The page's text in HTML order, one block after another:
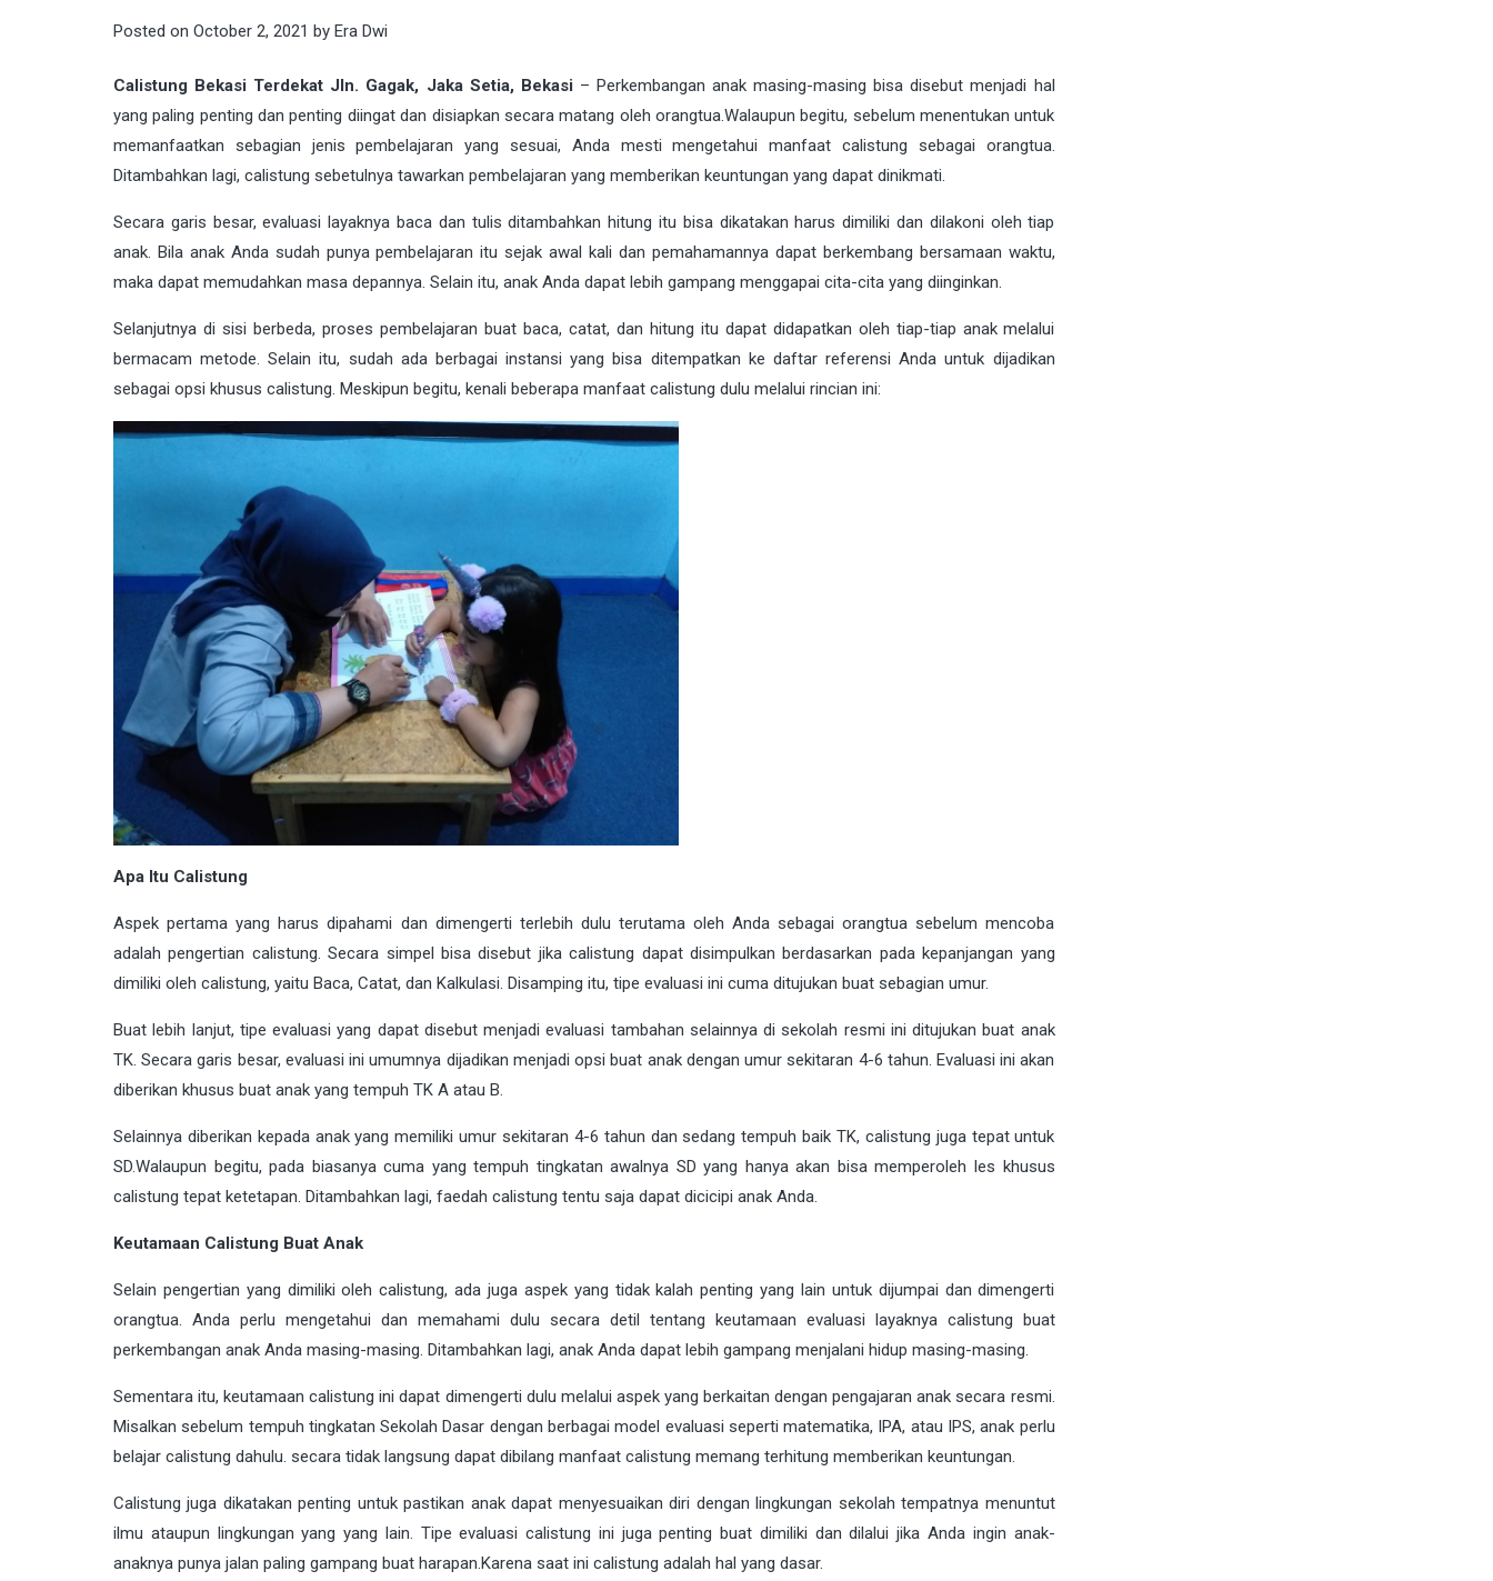
Posted on October 2, 2021 by Era Dwi
Calistung Bekasi Terdekat Jln. Gagak, Jaka Setia, Bekasi – Perkembangan anak masing-masing bisa disebut menjadi hal
yang paling penting dan penting diingat dan disiapkan secara matang oleh orangtua.Walaupun begitu, sebelum menentukan untuk
memanfaatkan sebagian jenis pembelajaran yang sesuai, Anda mesti mengetahui manfaat calistung sebagai orangtua.
Ditambahkan lagi, calistung sebetulnya tawarkan pembelajaran yang memberikan keuntungan yang dapat dinikmati.
Secara garis besar, evaluasi layaknya baca dan tulis ditambahkan hitung itu bisa dikatakan harus dimiliki dan dilakoni oleh tiap
anak. Bila anak Anda sudah punya pembelajaran itu sejak awal kali dan pemahamannya dapat berkembang bersamaan waktu,
maka dapat memudahkan masa depannya. Selain itu, anak Anda dapat lebih gampang menggapai cita-cita yang diinginkan.
Selanjutnya di sisi berbeda, proses pembelajaran buat baca, catat, dan hitung itu dapat didapatkan oleh tiap-tiap anak melalui
bermacam metode. Selain itu, sudah ada berbagai instansi yang bisa ditempatkan ke daftar referensi Anda untuk dijadikan
sebagai opsi khusus calistung. Meskipun begitu, kenali beberapa manfaat calistung dulu melalui rincian ini:
Apa Itu Calistung
Aspek pertama yang harus dipahami dan dimengerti terlebih dulu terutama oleh Anda sebagai orangtua sebelum mencoba
adalah pengertian calistung. Secara simpel bisa disebut jika calistung dapat disimpulkan berdasarkan pada kepanjangan yang
dimiliki oleh calistung, yaitu Baca, Catat, dan Kalkulasi. Disamping itu, tipe evaluasi ini cuma ditujukan buat sebagian umur.
Buat lebih lanjut, tipe evaluasi yang dapat disebut menjadi evaluasi tambahan selainnya di sekolah resmi ini ditujukan buat anak
TK. Secara garis besar, evaluasi ini umumnya dijadikan menjadi opsi buat anak dengan umur sekitaran 4-6 tahun. Evaluasi ini akan
diberikan khusus buat anak yang tempuh TK A atau B.
Selainnya diberikan kepada anak yang memiliki umur sekitaran 4-6 tahun dan sedang tempuh baik TK, calistung juga tepat untuk
SD.Walaupun begitu, pada biasanya cuma yang tempuh tingkatan awalnya SD yang hanya akan bisa memperoleh les khusus
calistung tepat ketetapan. Ditambahkan lagi, faedah calistung tentu saja dapat dicicipi anak Anda.
Keutamaan Calistung Buat Anak
Selain pengertian yang dimiliki oleh calistung, ada juga aspek yang tidak kalah penting yang lain untuk dijumpai dan dimengerti
orangtua. Anda perlu mengetahui dan memahami dulu secara detil tentang keutamaan evaluasi layaknya calistung buat
perkembangan anak Anda masing-masing. Ditambahkan lagi, anak Anda dapat lebih gampang menjalani hidup masing-masing.
Sementara itu, keutamaan calistung ini dapat dimengerti dulu melalui aspek yang berkaitan dengan pengajaran anak secara resmi.
Misalkan sebelum tempuh tingkatan Sekolah Dasar dengan berbagai model evaluasi seperti matematika, IPA, atau IPS, anak perlu
belajar calistung dahulu. secara tidak langsung dapat dibilang manfaat calistung memang terhitung memberikan keuntungan.
Calistung juga dikatakan penting untuk pastikan anak dapat menyesuaikan diri dengan lingkungan sekolah tempatnya menuntut
ilmu ataupun lingkungan yang yang lain. Tipe evaluasi calistung ini juga penting buat dimiliki dan dilalui jika Anda ingin anak-
anaknya punya jalan paling gampang buat harapan.Karena saat ini calistung adalah hal yang dasar.